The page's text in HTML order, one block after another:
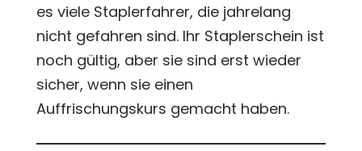
es viele Staplerfahrer, die jahrelang
nicht gefahren sind. Ihr Staplerschein ist
noch gültig, aber sie sind erst wieder
sicher, wenn sie einen
Auffrischungskurs gemacht haben.